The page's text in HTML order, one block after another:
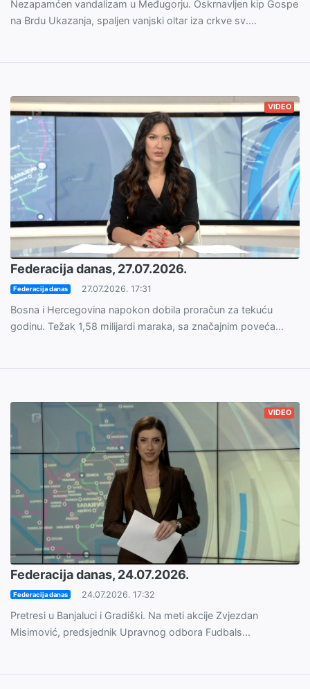
Nezapamćen vandalizam u Međugorju. Oskrnavljen kip Gospe
na Brdu Ukazanja, spaljen vanjski oltar iza crkve sv....
VIDEO
Federacija danas, 27.07.2026.
Federacija danas 27.07.2026. 17:31
Bosna i Hercegovina napokon dobila proračun za tekuću
godinu. Težak 1,58 milijardi maraka, sa značajnim poveća...
VIDEO
Federacija danas, 24.07.2026.
Federacija danas 24.07.2026. 17:32
Pretresi u Banjaluci i Gradiški. Na meti akcije Zvjezdan
Misimović, predsjednik Upravnog odbora Fudbals...